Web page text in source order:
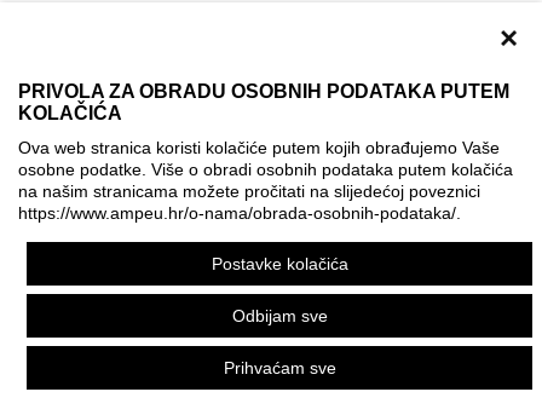
×
PRIVOLA ZA OBRADU OSOBNIH PODATAKA PUTEM
KOLAČIĆA
Ova web stranica koristi kolačiće putem kojih obrađujemo Vaše
osobne podatke. Više o obradi osobnih podataka putem kolačića
na našim stranicama možete pročitati na slijedećoj poveznici
https://www.ampeu.hr/o-nama/obrada-osobnih-podataka/
Postavke kolačića
Odbijam sve
Prihvaćam sve
Izjava o pristupačnosti
Politika korištenja kolačića
Postavke kolačića
Ova mrežna stranica je ostvarena uz financijsku potporu
Europske komisije. Ona izražava isključivo stajalište autora
mrežne stranice i Komisija se ne može smatrati odgovornom
pri upotrebi informacija koje se na njoj nalaze.